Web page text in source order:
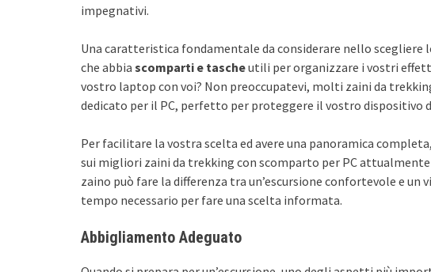
impegnativi.
Una caratteristica fondamentale da considerare nello scegliere
che abbia scomparti e tascheutili per organizzare i vostri
vostro laptop con voi? Non preoccupatevi, molti zaini da
dedicato per il PC, perfetto per proteggere il vostro dispositivo
Per facilitare la vostra scelta ed avere una panoramica
sui migliori zaini da trekking con scomparto per PC
zaino può fare la differenza tra un’escursione confortevole e un
tempo necessario per fare una scelta informata.
Abbigliamento Adeguato